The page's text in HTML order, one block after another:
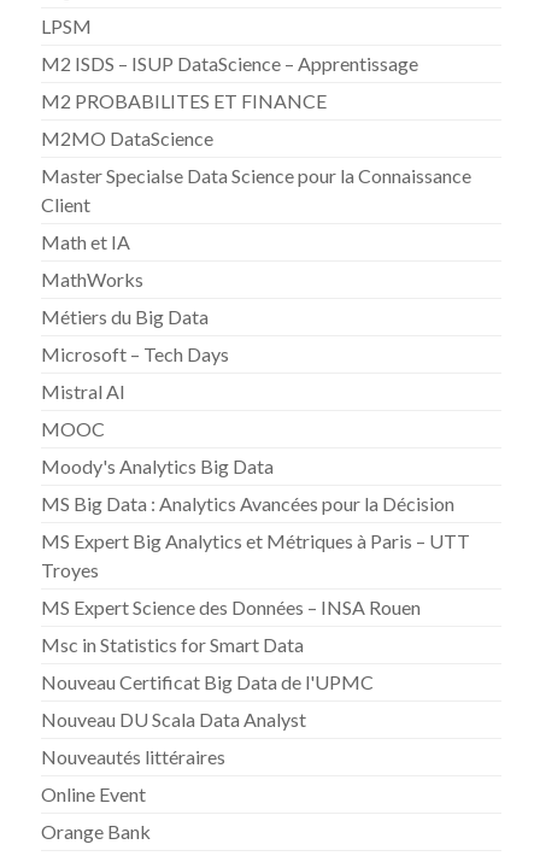
LPSM
M2 ISDS – ISUP DataScience – Apprentissage
M2 PROBABILITES ET FINANCE
M2MO DataScience
Master Specialse Data Science pour la Connaissance
Client
Math et IA
MathWorks
Métiers du Big Data
Microsoft – Tech Days
Mistral AI
MOOC
Moody's Analytics Big Data
MS Big Data : Analytics Avancées pour la Décision
MS Expert Big Analytics et Métriques à Paris – UTT
Troyes
MS Expert Science des Données – INSA Rouen
Msc in Statistics for Smart Data
Nouveau Certificat Big Data de l'UPMC
Nouveau DU Scala Data Analyst
Nouveautés littéraires
Online Event
Orange Bank